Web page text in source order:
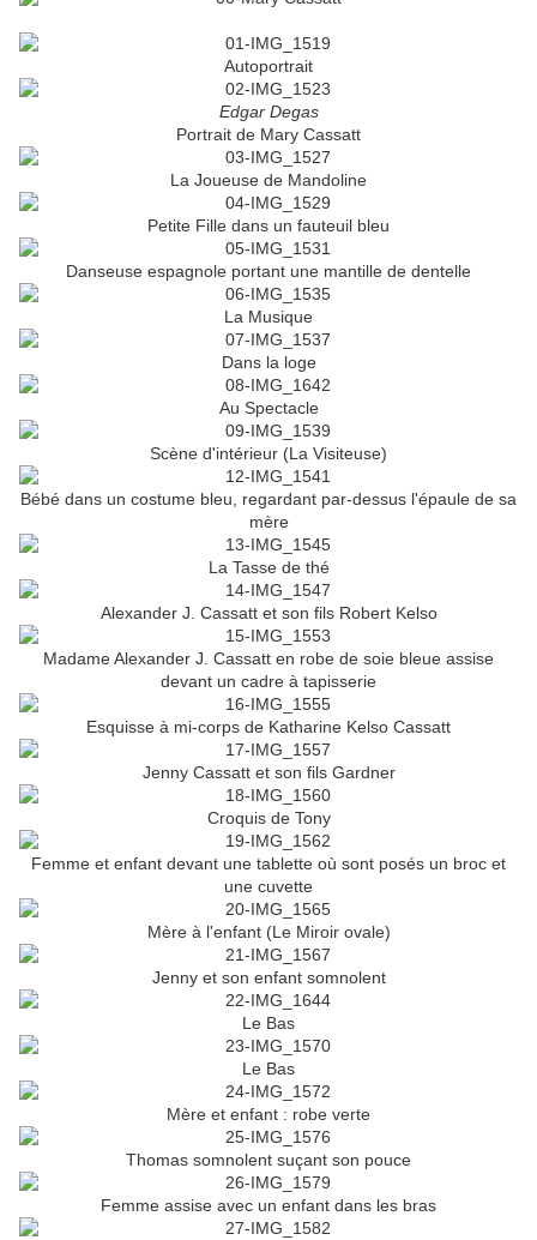
Autoportrait
Edgar Degas
Portrait de Mary Cassatt
La Joueuse de Mandoline
Petite Fille dans un fauteuil bleu
Danseuse espagnole portant une mantille de dentelle
La Musique
Dans la loge
Au Spectacle
Scène d'intérieur (La Visiteuse)
Bébé dans un costume bleu, regardant par-dessus l'épaule de sa
mère
La Tasse de thé
Alexander J. Cassatt et son fils Robert Kelso
Madame Alexander J. Cassatt en robe de soie bleue assise
devant un cadre à tapisserie
Esquisse à mi-corps de Katharine Kelso Cassatt
Jenny Cassatt et son fils Gardner
Croquis de Tony
Femme et enfant devant une tablette où sont posés un broc et
une cuvette
Mère à l'enfant (Le Miroir ovale)
Jenny et son enfant somnolent
Le Bas
Le Bas
Mère et enfant : robe verte
Thomas somnolent suçant son pouce
Femme assise avec un enfant dans les bras